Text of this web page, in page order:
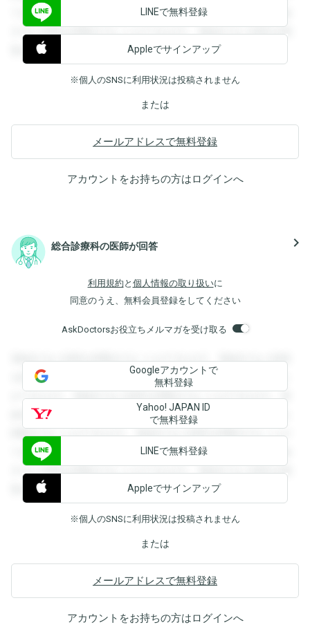
できます。登録すると回答を閲覧することができます。登録
すると回答を閲覧することができます。登録すると回答を閲
覧することができます。
LINEで無料登録
Appleでサインアップ
※個人のSNSに利用状況は投稿されません
または
メールアドレスで無料登録
アカウントをお持ちの方はログインへ
総合診療科の医師が回答 navigate_next
利用規約 と 個人情報の取り扱いに
同意のうえ、無料会員登録をしてください
AskDoctorsお役立ちメルマガを受け取る
登録すると回答を閲覧することができます。登録すると回答
を閲覧することができます。登録すると回答を閲覧すること
ができます。登録すると回答を閲覧することができます。登
録すると回答を閲覧することができます。登録すると回答を
閲覧することができます。登録すると回答を閲覧することが
できます。登録すると回答を閲覧することができます。登録
すると回答を閲覧することができます。登録すると回答を閲
覧することができます。
Googleアカウントで
無料登録
Yahoo! JAPAN ID
で無料登録
LINEで無料登録
Appleでサインアップ
※個人のSNSに利用状況は投稿されません
または
メールアドレスで無料登録
アカウントをお持ちの方はログインへ